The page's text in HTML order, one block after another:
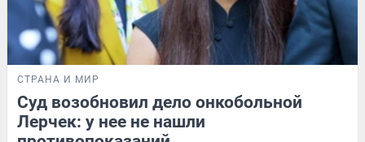
СТРАНА И МИР
Суд возобновил дело онкобольной
Лерчек: у нее не нашли